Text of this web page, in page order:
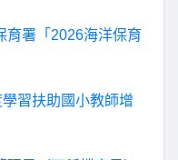
育署「2026海洋保育
習扶助國小教師增